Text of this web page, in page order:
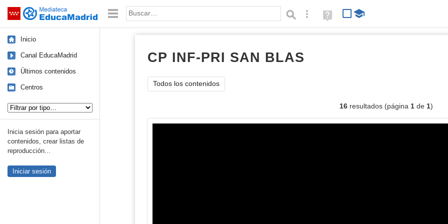
Saltar navegación Palabra o frase: Búsqueda avanzada
Ayuda
(en
Inicio
Canal EducaMadrid
Últimos contenidos
Centros
Inicia sesión para aportar
contenidos, crear listas de
reproducción...
Iniciar sesión
CP INF-PRI SAN BLAS
Todos los contenidos
16resultados (página 1de 1)